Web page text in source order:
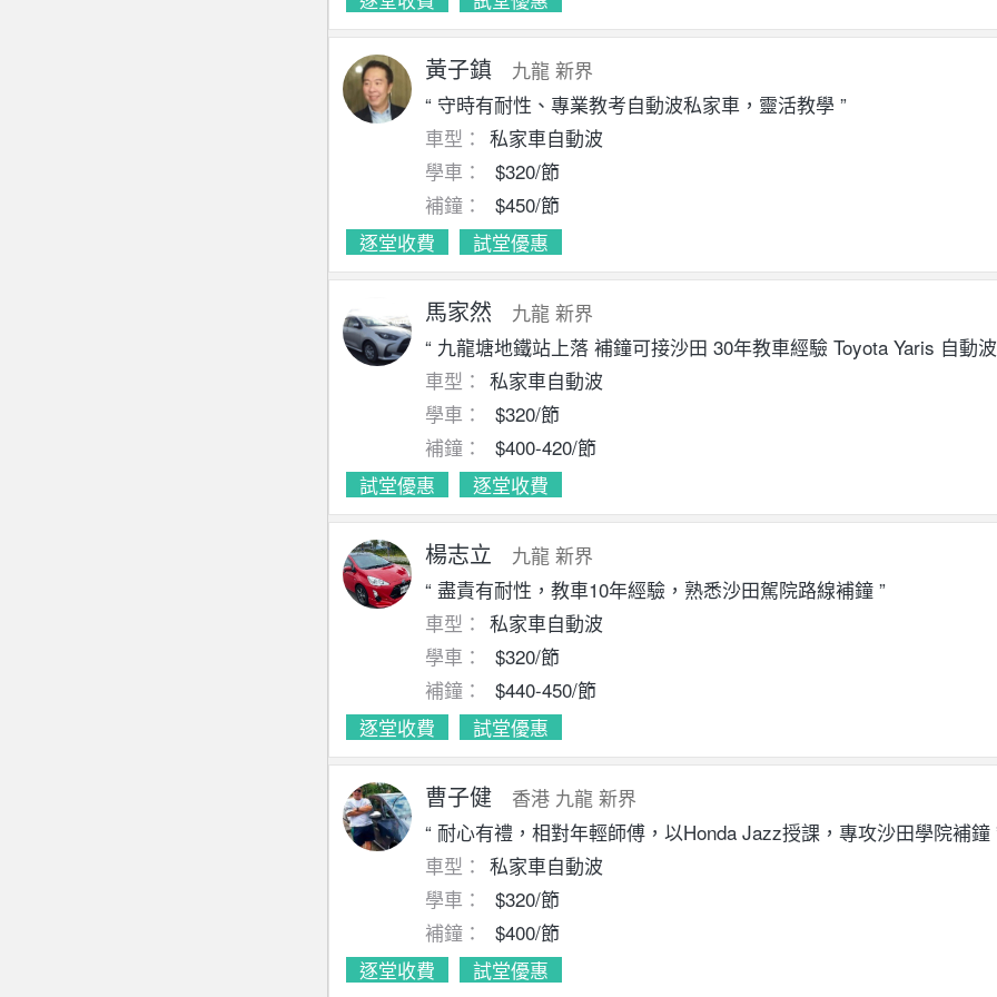
黃子鎮 九龍 新界
“ 守時有耐性、專業教考自動波私家車，靈活教學 ”
車型： 私家車自動波
學車：
$320/節
補鐘：
$450/節
逐堂收費
試堂優惠
馬家然 九龍 新界
“ 九龍塘地鐵站上落 補鐘可接沙田 30年教車經驗 Toyota Yaris 自動
車型： 私家車自動波
學車：
$320/節
補鐘：
$400-420/節
試堂優惠
逐堂收費
楊志立 九龍 新界
“ 盡責有耐性，教車10年經驗，熟悉沙田駕院路線補鐘 ”
車型： 私家車自動波
學車：
$320/節
補鐘：
$440-450/節
逐堂收費
試堂優惠
曹子健 香港 九龍 新界
“ 耐心有禮，相對年輕師傅，以Honda Jazz授課，專攻沙田學院補鐘
車型： 私家車自動波
學車：
$320/節
補鐘：
$400/節
逐堂收費
試堂優惠